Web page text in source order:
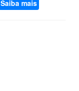
Saiba mais